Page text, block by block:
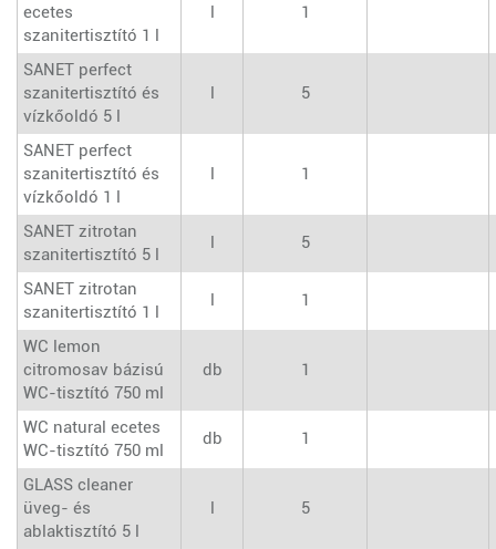
ecetes
szanitertisztító 1 l
l 1
SANET perfect
szanitertisztító és
vízkőoldó 5 l
l 5
SANET perfect
szanitertisztító és
vízkőoldó 1 l
l 1
SANET zitrotan
szanitertisztító 5 l
l 5
SANET zitrotan
szanitertisztító 1 l
l 1
WC lemon
citromosav bázisú
WC-tisztító 750 ml
db 1
WC natural ecetes
WC-tisztító 750 ml
db 1
GLASS cleaner
üveg- és
ablaktisztító 5 l
l 5